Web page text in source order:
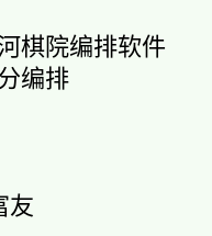
棋院编排软件
编排
友